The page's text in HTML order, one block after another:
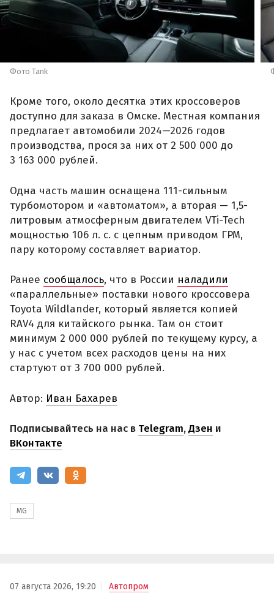
Фото Tank
Кроме того, около десятка этих кроссоверов
доступно для заказа в Омске. Местная компания
предлагает автомобили 2024—2026 годов
производства, прося за них от 2 500 000 до
3 163 000 рублей.
Одна часть машин оснащена 111-сильным
турбомотором и «автоматом», а вторая — 1,5-
литровым атмосферным двигателем VTi-Tech
мощностью 106 л. с. с цепным приводом ГРМ,
пару которому составляет вариатор.
Ранее сообщалось, что в России наладили
«параллельные» поставки нового кроссовера
Toyota Wildlander, который является копией
RAV4 для китайского рынка. Там он стоит
минимум 2 000 000 рублей по текущему курсу, а
у нас с учетом всех расходов цены на них
стартуют от 3 700 000 рублей.
Автор: Иван Бахарев
Подписывайтесь на нас в Telegram,Дзен и
ВКонтакте
MG
07 августа 2026, 19:20 Автопром